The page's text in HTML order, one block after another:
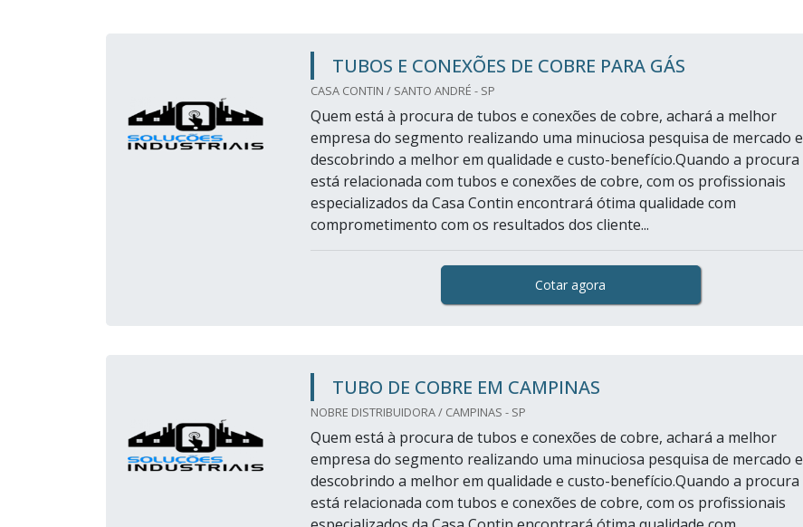
TUBOS E CONEXÕES DE COBRE PARA GÁS
CASA CONTIN / SANTO ANDRÉ - SP
Quem está à procura de tubos e conexões de cobre, achará a melhor
empresa do segmento realizando uma minuciosa pesquisa de mercado e
descobrindo a melhor em qualidade e custo-benefício.Quando a procura
está relacionada com tubos e conexões de cobre, com os profissionais
especializados da Casa Contin encontrará ótima qualidade com
comprometimento com os resultados dos cliente...
Cotar agora
TUBO DE COBRE EM CAMPINAS
NOBRE DISTRIBUIDORA / CAMPINAS - SP
Quem está à procura de tubos e conexões de cobre, achará a melhor
empresa do segmento realizando uma minuciosa pesquisa de mercado e
descobrindo a melhor em qualidade e custo-benefício.Quando a procura
está relacionada com tubos e conexões de cobre, com os profissionais